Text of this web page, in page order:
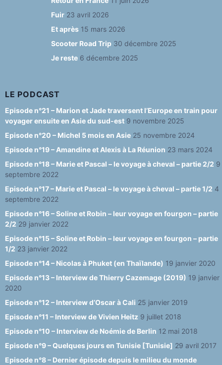
b
o
o
k
ra
m y
e
n
n
el
Fuir 23 avril 2026
Et après 15 mars 2026
Scooter Road Trip 30 décembre 2025
Je reste 6 décembre 2025
LE PODCAST
Episode n°21 – Marion et Jade traversent l’Europe en train pour
voyager ensuite en Asie du sud-est 9 novembre 2025
Episode n°20 – Michel 5 mois en Asie 25 novembre 2024
Episode n°19 – Amandine et Alexis à La Réunion 23 mars 2024
Episode n°18 – Marie et Pascal – le voyage à cheval – partie 2/2 9
septembre 2022
Episode n°17 – Marie et Pascal – le voyage à cheval – partie 1/2 4
septembre 2022
Episode n°16 – Soline et Robin – leur voyage en fourgon – partie
2/2 29 janvier 2022
Episode n°15 – Soline et Robin – leur voyage en fourgon – partie
1/2 23 janvier 2022
Episode n°14 – Nicolas à Phuket (en Thaïlande) 19 janvier 2020
Episode n°13 – Interview de Thierry Cazemage (2019) 19 janvier
2020
Episode n°12 – Interview d’Oscar à Cali 25 janvier 2019
Episode n°11 – Interview de Vivien Heitz 9 juillet 2018
Episode n°10 – Interview de Noémie de Berlin 12 mai 2018
Episode n°9 – Quelques jours en Tunisie [Tunisie] 29 avril 2017
Episode n°8 – Dernier épisode depuis le milieu du monde